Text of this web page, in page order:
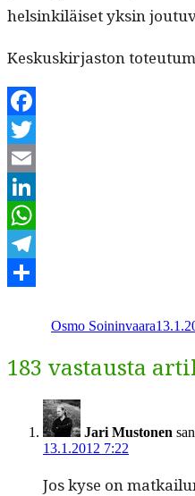
helsinkiläiset yksin
Keskuskir­jas­ton
Facebook
Twitter
Email
LinkedIn
WhatsApp
Telegram
Osmo Soininvaara
183 vastausta
Jari Mustonen
13.1.2012 7:22
Jos kyse on